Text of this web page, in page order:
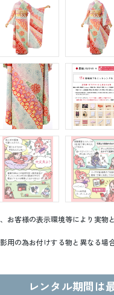
お客様の表示環境等により実物
用の為お付けする物と異なる場
レンタル期間は